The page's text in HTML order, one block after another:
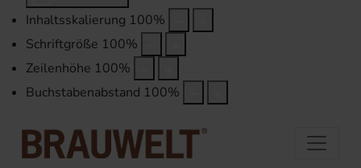
Inhaltsskalierung 100%
Schriftgröße 100%
Zeilenhöhe 100%
Buchstabenabstand 100%